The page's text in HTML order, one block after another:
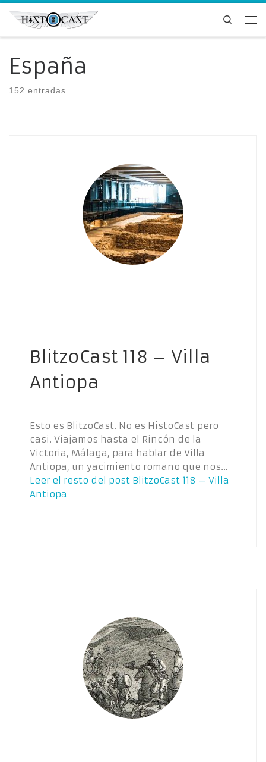
Saltar al contenido
Search
España
152 entradas
BlitzoCast 118 – Villa
Antiopa
Esto es BlitzoCast. No es HistoCast pero
casi. Viajamos hasta el Rincón de la
Victoria, Málaga, para hablar de Villa
Antiopa, un yacimiento romano que nos…
Leer el resto del post BlitzoCast 118 – Villa
Antiopa